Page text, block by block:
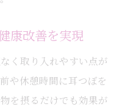
康改善を実現
く取り入れやすい点が
や休憩時間に耳つぼを
を摂るだけでも効果が